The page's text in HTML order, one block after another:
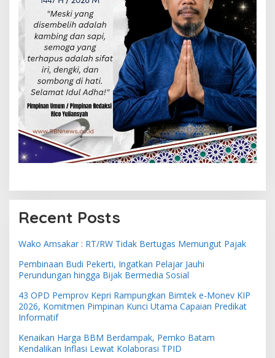
Recent Posts
Wako Amsakar : RT/RW Tidak Bertugas Memungut Pajak
Pembinaan Budi Pekerti, Ingatkan Pelajar Jauhi
Perundungan hingga Bijak Bermedia Sosial
43 OPD Pemprov Kepri Rampungkan Bimtek e-Monev KIP
2026, Komitmen Pimpinan Kunci Utama Capaian Predikat
Informatif
Kenaikan Harga BBM Berdampak, Pemko Batam
Kendalikan Inflasi Lewat Kolaborasi TPID